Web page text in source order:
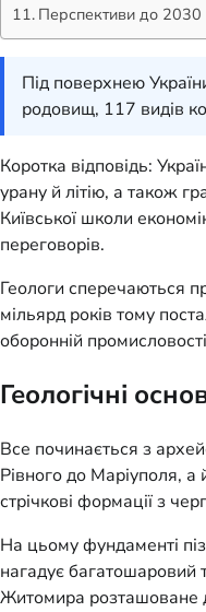
Перспективи до 2030
Під поверхнею
родовищ, 117 видів
Коротка відповідь:
урану й літію, а також
Київської школи
переговорів.
Геологи сперечаються
мільярд років тому
оборонній
Геологічні
Все починається з
Рівного до Маріуполя, а
стрічкові формації з
На цьому фундаменті
нагадує багатошаровий
Житомира розташоване